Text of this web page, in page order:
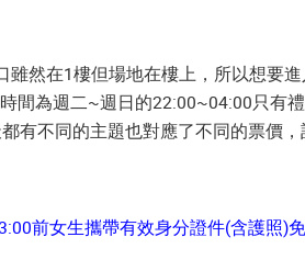
雖然在1樓但場地在樓上，所以想要
間為週二~週日的22:00~04:00只有
有不同的主題也對應了不同的票價
前女生攜帶有效身分證件(含護照